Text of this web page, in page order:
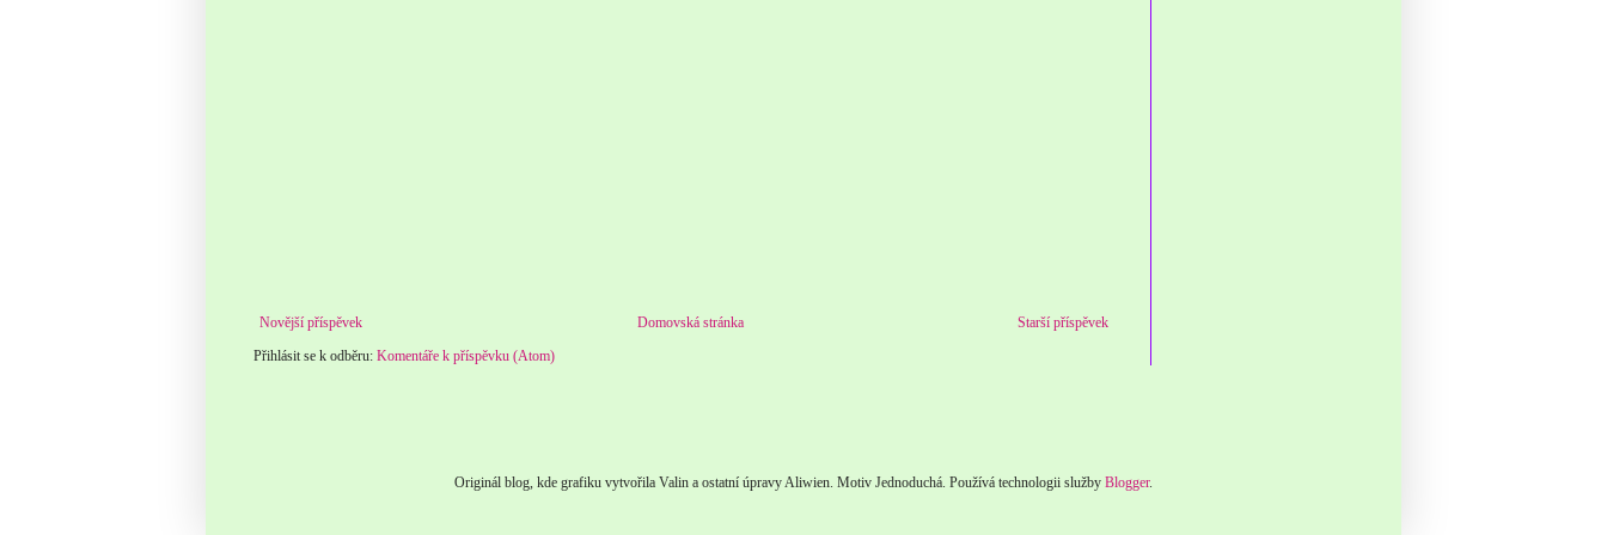
Novější příspěvek Starší příspěvek
Domovská stránka
Přihlásit se k odběru: Komentáře k příspěvku (Atom)
Originál blog, kde grafiku vytvořila Valin a ostatní úpravy Aliwien. Motiv Jednoduchá. Používá technologii služby Blogger.